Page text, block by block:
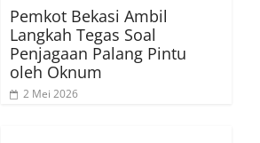
Pemkot Bekasi Ambil
Langkah Tegas Soal
Penjagaan Palang Pintu
oleh Oknum
2 Mei 2026